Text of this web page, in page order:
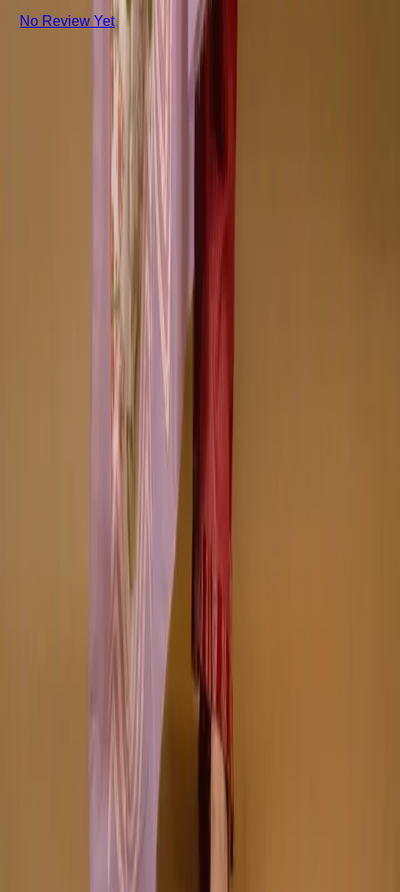
No Review Yet
+8801715540662
Company
Why Choose Us
Help Center
General Information
Returns and Refunds